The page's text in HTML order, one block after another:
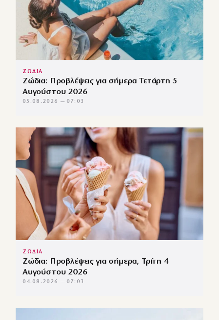
ΖΩΔΙΑ
Ζώδια: Προβλέψεις για σήμερα Τετάρτη 5
Αυγούστου 2026
05.08.2026 — 07:03
ΖΩΔΙΑ
Ζώδια: Προβλέψεις για σήμερα, Τρίτη 4
Αυγούστου 2026
04.08.2026 — 07:03